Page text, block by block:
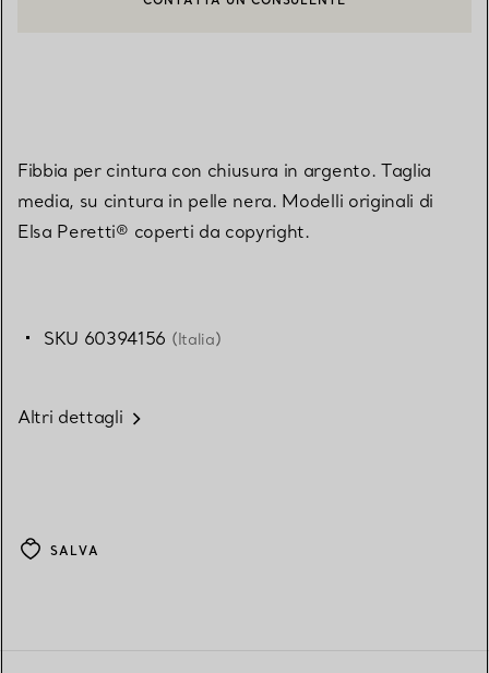
CONTATTA UN CONSULENTE CLIENTI O PRENOTA UN
Fibbia per cintura con chiusura in argento. Taglia
media, su cintura in pelle nera. Modelli originali di
Elsa Peretti® coperti da copyright.
SKU 60394156 (Italia)
Altri dettagli
SALVA